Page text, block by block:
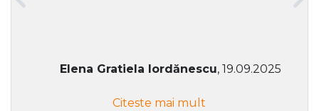
Elena Gratiela Iordănescu, 19.09.2025
Citeste mai mult